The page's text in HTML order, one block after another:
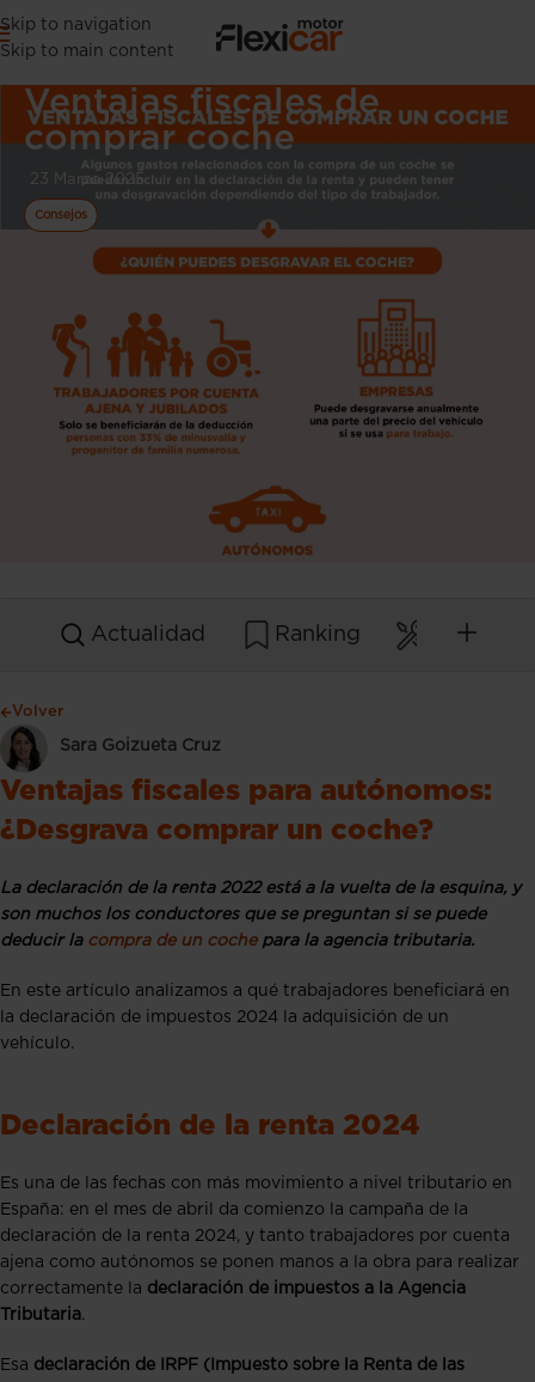
Skip to navigation
Skip to main content
Ventajas fiscales de
comprar coche
23 Marzo 2025
Consejos
Actualidad Ranking
Volver
Sara Goizueta Cruz
Ventajas fiscales para autónomos:
¿Desgrava comprar un coche?
La declaración de la renta 2022 está a la vuelta de la esquina, y
son muchos los conductores que se preguntan si se puede
deducir la compra de un cochepara la agencia tributaria.
En este artículo analizamos a qué trabajadores beneficiará en
la declaración de impuestos 2024 la adquisición de un
vehículo.
Declaración de la renta 2024
Es una de las fechas con más movimiento a nivel tributario en
España: en el mes de abril da comienzo la campaña de la
declaración de la renta 2024, y tanto trabajadores por cuenta
ajena como autónomos se ponen manos a la obra para realizar
correctamente la declaración de impuestos a la Agencia
Tributaria.
Esa declaración de IRPF (Impuesto sobre la Renta de las